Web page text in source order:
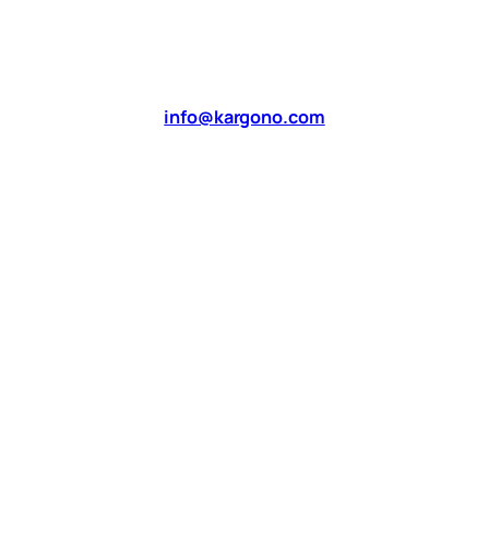
info@kargono.com